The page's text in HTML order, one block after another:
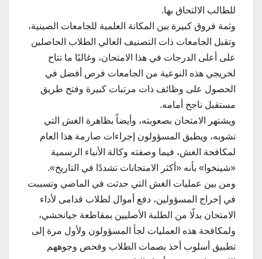
للطالب الالتحاق بها.
وثمة فروق كبيرة بين المكانة العلمية للجامعات الصينية،
وتقبل الجامعات ذات التصنيف العالي الطلاب الحاصلين
على أعلى الدرجات في هذا الامتحان، وغالبًا ما تتاح
لخريجي هذه النوعية من الجامعات فرص أفضل في
الحصول على وظائف ذات مرتبات كبيرة وفتح طريق
مستقبل ناجح أمامه.
ويشتهر الامتحان بصعوبته، وأيضاً بظاهرة الغش التي
تشوبه، ويطبق المسؤولون إجراءات صارمة هذا العام
لمكافحة الغش، فيما وصفته وكالة الأنباء الرسمية
«شينخوا» بأنه «أكثر الامتحانات تشددًا في التاريخ».
ومن بين عمليات الغش التي حدثت في الماضي وتسببت
في إحراج المسؤولين، دفع أموال لطلاب قدامى لأداء
الامتحان بدلًا من الطلبة الأصليين بمقاطعة جيانجشي،
ولمكافحة هذه العمليات لجأ المسؤولون ولأول مرة إلى
تطبيق أسلوب أخذ بصمات الطلاب وفحص وجوههم